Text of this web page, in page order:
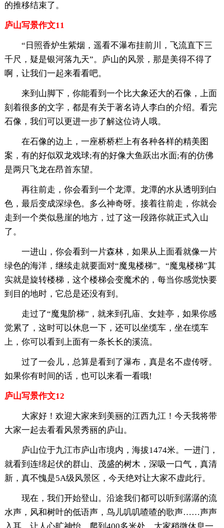
的推移结束了。
庐山写景作文11
“日照香炉生紫烟，遥看不瀑布挂前川，飞流直下三
千尺，疑是银河落九天”。庐山的风景，那是美得不得了
啊，让我们一起来看看吧。
来到山脚下，你能看到一个比大象还大的石像，上面
刻着很多的文字，都是有关于著名诗人李白的介绍。看完
石像，我们可以更进一步了解这位诗人哦。
在石像的边上，一座桥桥栏上有各种各样的精美图
案，有的好似双龙戏球;有的好像大鱼跃出水面;有的仿佛
是两只飞龙在昂首东望。
再往前走，你会看到一个龙潭。龙潭的水从透明到白
色，最后变成深绿色。多么神奇呀。接着往前走，你就会
走到一个类似悬崖的地方，过了这一段路你就正式入山
了。
一进山，你会看到一片森林，如果从上面看就像一片
绿色的海洋，继续走就要面对“魔鬼楼梯”。“魔鬼楼梯”其
实就是旋转楼梯，这个楼梯会变魔术的，每当你感觉快要
到目的地时，它总是还没有到。
走过了“魔鬼阶梯”，就来到孔庙、女娃亭，如果你感
觉累了，这时可以休息一下，还可以坐缆车，坐在缆车
上，你可以看到上面有一条长长的溪流。
过了一会儿，总算是看到了瀑布，真是名不虚传呀。
如果你有时间的话，也可以来看一看哦!
庐山写景作文12
大家好！欢迎大家来到美丽的江西九江！今天我将带
大家一起去看看风景秀丽的庐山。
庐山位于九江市庐山市境内，海拔1474米。一进门，
就看到连绵起伏的群山、茂盛的树木，深吸一口气，真清
新，真不愧是5A级风景区，今天绝对让大家不虚此行。
现在，我们开始登山。沿途我们都可以听到潺潺的流
水声，风和树叶的低语声，鸟儿叽叽喳喳的歌声……声声